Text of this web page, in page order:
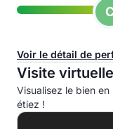
Voir le détail de
Consommation
A
Visite virtuelle
Visualisez le bien
étiez !